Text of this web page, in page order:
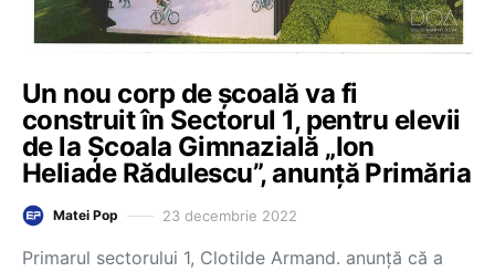
Un nou corp de școală va fi
construit în Sectorul 1, pentru elevii
de la Şcoala Gimnazială „Ion
Heliade Rădulescu”, anunță Primăria
Matei Pop 23 decembrie 2022
Primarul sectorului 1, Clotilde Armand. anunță că a